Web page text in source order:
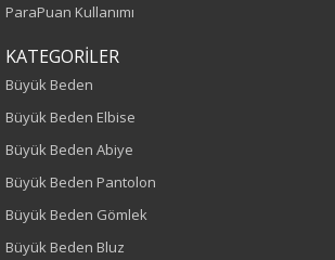
Bel
Normal Bel
Kalıp
Boy
ParaPuan Kullanımı
KATEGORİLER
Büyük Beden
Büyük Beden Elbise
Büyük Beden Abiye
Büyük Beden Pantolon
Büyük Beden Gömlek
Büyük Beden Bluz